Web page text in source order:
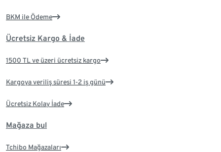
BKM ile Ödeme
Ücretsiz Kargo & İade
1500 TL ve üzeri ücretsiz kargo
Kargoya veriliş süresi 1-2 iş günü
Ücretsiz Kolay İade
Mağaza bul
Tchibo Mağazaları